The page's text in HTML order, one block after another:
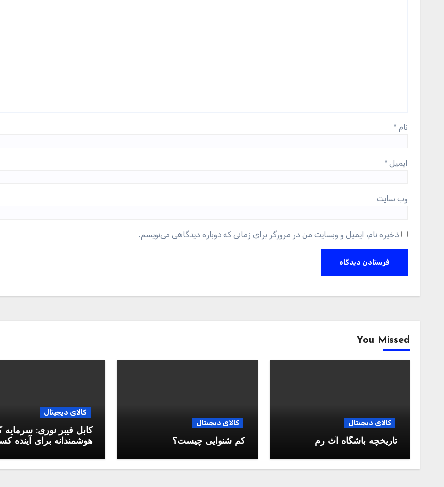
نام *
ایمیل *
وب‌ سایت
ذخیره نام، ایمیل و وبسایت من در مرورگر برای زمانی که دوباره دیدگاهی می‌نویسم.
You Missed
کالای دیجیتال
تاریخچه باشگاه آث رم
کالای دیجیتال
کم شنوایی چیست؟
کالای دیجیتال
کابل فیبر نوری: سرمایه
هوشمندانه برای آینده